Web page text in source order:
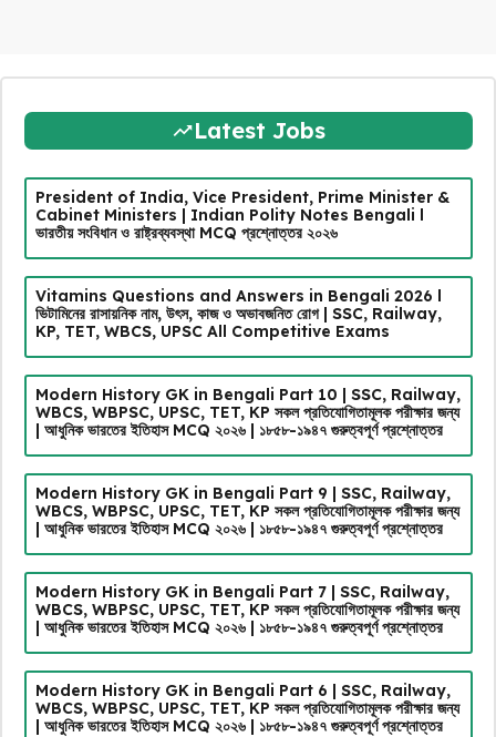
Latest Jobs
President of India, Vice President, Prime Minister &
Cabinet Ministers | Indian Polity Notes Bengali l
ভারতীয় সংবিধান ও রাষ্ট্রব্যবস্থা MCQ প্রশ্নোত্তর ২০২৬
Vitamins Questions and Answers in Bengali 2026 l
ভিটামিনের রাসায়নিক নাম, উৎস, কাজ ও অভাবজনিত রোগ | SSC, Railway,
KP, TET, WBCS, UPSC All Competitive Exams
Modern History GK in Bengali Part 10 | SSC, Railway,
WBCS, WBPSC, UPSC, TET, KP সকল প্রতিযোগিতামূলক পরীক্ষার জন্য
| আধুনিক ভারতের ইতিহাস MCQ ২০২৬ | ১৮৫৮-১৯৪৭ গুরুত্বপূর্ণ প্রশ্নোত্তর
Modern History GK in Bengali Part 9 | SSC, Railway,
WBCS, WBPSC, UPSC, TET, KP সকল প্রতিযোগিতামূলক পরীক্ষার জন্য
| আধুনিক ভারতের ইতিহাস MCQ ২০২৬ | ১৮৫৮-১৯৪৭ গুরুত্বপূর্ণ প্রশ্নোত্তর
Modern History GK in Bengali Part 7 | SSC, Railway,
WBCS, WBPSC, UPSC, TET, KP সকল প্রতিযোগিতামূলক পরীক্ষার জন্য
| আধুনিক ভারতের ইতিহাস MCQ ২০২৬ | ১৮৫৮-১৯৪৭ গুরুত্বপূর্ণ প্রশ্নোত্তর
Modern History GK in Bengali Part 6 | SSC, Railway,
WBCS, WBPSC, UPSC, TET, KP সকল প্রতিযোগিতামূলক পরীক্ষার জন্য
| আধুনিক ভারতের ইতিহাস MCQ ২০২৬ | ১৮৫৮-১৯৪৭ গুরুত্বপূর্ণ প্রশ্নোত্তর